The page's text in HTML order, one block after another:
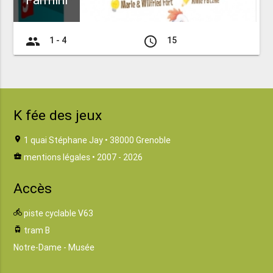
group 1 - 4 access_time 15
K fée des jeux
location_on 1 quai Stéphane Jay • 38000 Grenoble
business_center mentions légales • 2007 - 2026
Accès
directions_bike piste cyclable V63
tram tram B
Notre-Dame - Musée